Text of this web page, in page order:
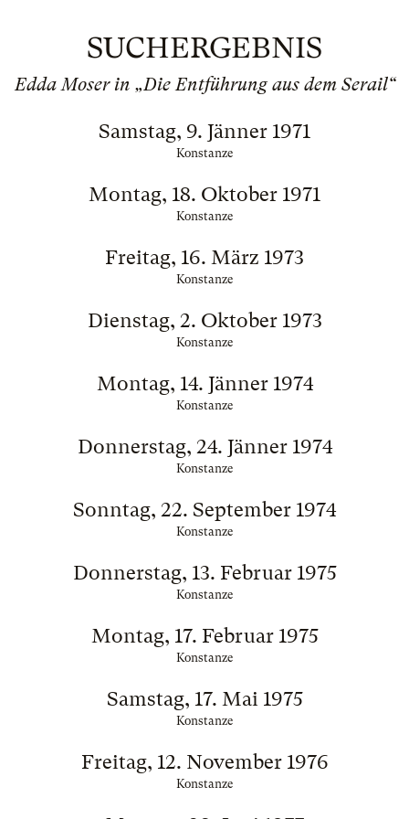
SUCHERGEBNIS
Edda Moser in „Die Entführung aus dem Serail“
Samstag, 9. Jänner 1971
Konstanze
Montag, 18. Oktober 1971
Konstanze
Freitag, 16. März 1973
Konstanze
Dienstag, 2. Oktober 1973
Konstanze
Montag, 14. Jänner 1974
Konstanze
Donnerstag, 24. Jänner 1974
Konstanze
Sonntag, 22. September 1974
Konstanze
Donnerstag, 13. Februar 1975
Konstanze
Montag, 17. Februar 1975
Konstanze
Samstag, 17. Mai 1975
Konstanze
Freitag, 12. November 1976
Konstanze